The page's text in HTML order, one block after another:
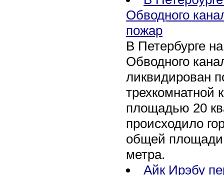
Обводного
пожар
В Петербурге
Обводного
ликвидирован
трехкомнатной
площадью 20
происходило
общей площади
метра.
Айк Ирэбу